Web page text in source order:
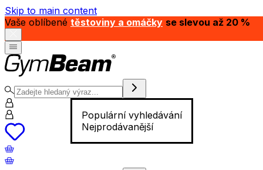
Skip to main content
Vaše oblíbené těstoviny a omáčky se slevou až 20 %
Populární vyhledávání
Nejprodávanější